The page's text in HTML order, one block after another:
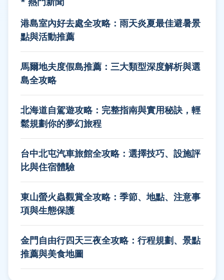
港島室內好去處全攻略：雨天炎夏最佳避暑景
點與活動推薦
馬爾地夫度假島推薦：三大類型深度解析與選
島全攻略
北海道自駕遊攻略：完整指南與實用秘訣，輕
鬆規劃你的夢幻旅程
台中北屯汽車旅館全攻略：選擇技巧、設施評
比與住宿體驗
東山螢火蟲觀賞全攻略：季節、地點、注意事
項與生態保護
金門自由行四天三夜全攻略：行程規劃、景點
推薦與美食地圖